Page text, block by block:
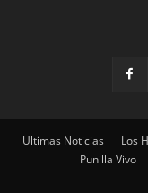
Ultimas Noticias Los
Punilla Vivo